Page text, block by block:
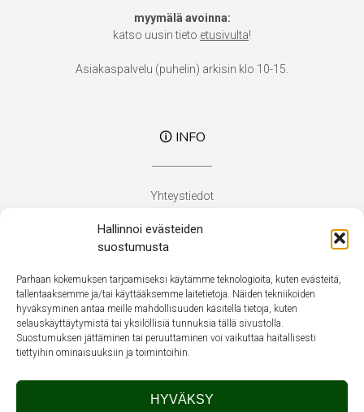
Hallinnoi evästeiden
suostumusta
Parhaan kokemuksen tarjoamiseksi käytämme teknologioita, kuten evästeitä,
tallentaaksemme ja/tai käyttääksemme laitetietoja. Näiden tekniikoiden
hyväksyminen antaa meille mahdollisuuden käsitellä tietoja, kuten
selauskäyttäytymistä tai yksilöllisiä tunnuksia tällä sivustolla.
Suostumuksen jättäminen tai peruuttaminen voi vaikuttaa haitallisesti
tiettyihin ominaisuuksiin ja toimintoihin.
HYVÄKSY
myymälä avoinna:
katso uusin tieto etusivulta!
Asiakaspalvelu (puhelin) arkisin klo 10-15.
🛈 INFO
Yhteystiedot
Toimitusehdot
Tietosuojaseloste
Suomi